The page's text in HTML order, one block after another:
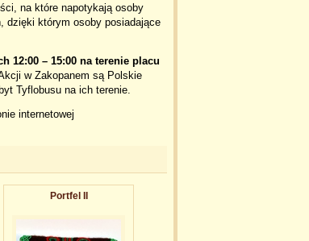
na które napotykają osoby
dzięki którym osoby posiadające
12:00 – 15:00 na terenie placu
w Zakopanem są Polskie
Tyflobusu na ich terenie.
internetowej
Portfel II